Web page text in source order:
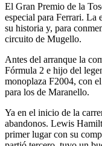
El Gran Premio de la
especial para Ferrari. La
su historia y, para
circuito de Mugello.
Antes del arranque la
Fórmula 2 e hijo del
monoplaza F2004, con
para los de Maranello.
Ya en el inicio de la
abandonos. Lewis
primer lugar con su